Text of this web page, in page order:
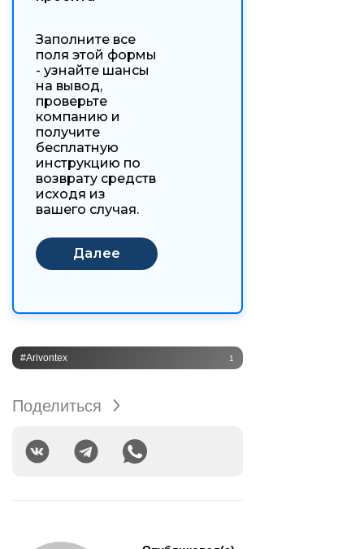
Заполните все
поля этой формы
- узнайте шансы
на вывод,
проверьте
компанию и
получите
бесплатную
инструкцию по
возврату средств
исходя из
вашего случая.
#Arivontex 1
Поделиться